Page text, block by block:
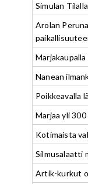
Simulan
Arolan
Nanean
Poikkeavalla
Marjaa yli
Kotimaista
Silmusalaatti
Artik-kurkut